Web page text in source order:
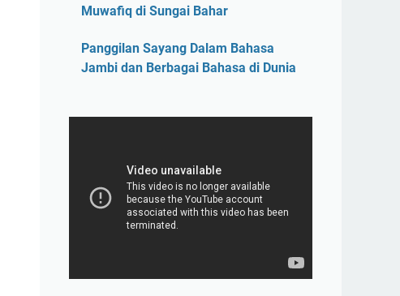
Muwafiq di Sungai Bahar
Panggilan Sayang Dalam Bahasa
Jambi dan Berbagai Bahasa di Dunia